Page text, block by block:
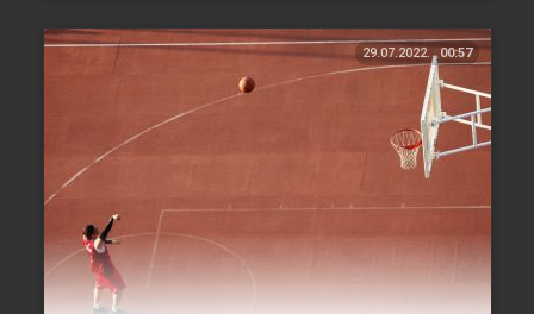
29.07.2022. 00:57